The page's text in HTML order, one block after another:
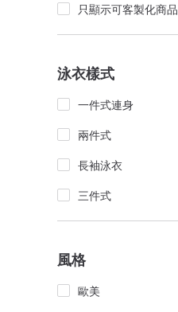
只顯示可客製化商品
泳衣樣式
一件式連身
兩件式
長袖泳衣
三件式
風格
歐美